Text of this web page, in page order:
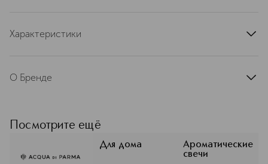
Характеристики
артикул
О Бренде
1916 году в небольшом итальянском
городе Парма. Acqua di Parma
воплощает итальянское искусство
жизни, наследие и богатство страны,
Посмотрите ещё
Для дома
Ароматические
свечи